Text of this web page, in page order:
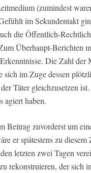
(zumindest
im Sekundentakt
die Öffentlich-
Überhaupt-Berichten
Die Zahl der
sich im Zuge dessen
Täter gleichzusetzen
agiert haben.
Beitrag zuvorderst um
er spätestens zu
letzten zwei Tagen
rekonstruieren, der sich